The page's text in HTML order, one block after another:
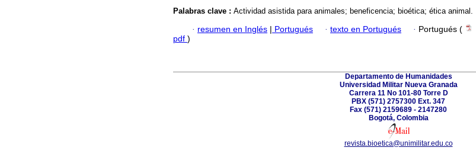
Palabras clave : Actividad asistida para animales; beneficencia; bioética; ética animal.
· resumen en Inglés | Portugués · texto en Portugués · Portugués (
pdf )
Departamento de Humanidades
Universidad Militar Nueva Granada
Carrera 11 No 101-80 Torre D
PBX (571) 2757300 Ext. 347
Fax (571) 2159689 - 2147280
Bogotá, Colombia
revista.bioetica@unimilitar.edu.co